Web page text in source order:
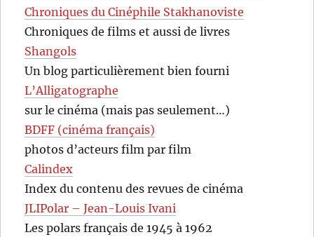
Chroniques du Cinéphile Stakhanoviste
Chroniques de films et aussi de livres
Shangols
Un blog particulièrement bien fourni
L’Alligatographe
sur le cinéma (mais pas seulement…)
BDFF (cinéma français)
photos d’acteurs film par film
Calindex
Index du contenu des revues de cinéma
JLIPolar – Jean-Louis Ivani
Les polars français de 1945 à 1962